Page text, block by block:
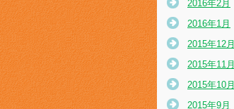
2016年2月
2016年1月
2015年12月
2015年11月
2015年10月
2015年9月